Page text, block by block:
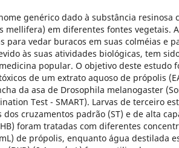
genérico dado à substância resinosa
mellifera) em diferentes fontes vegetais.
para vedar buracos em suas colméias e
às suas atividades biológicas, tem
popular. O objetivo deste estudo
de um extrato aquoso de própolis
da asa de Drosophila melanogaster
Test - SMART). Larvas de terceiro
dos cruzamentos padrão (ST) e de alta
foram tratadas com diferentes
de própolis, enquanto água destilada